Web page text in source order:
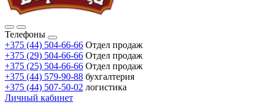
Телефоны
+375 (44) 504-66-66 Отдел продаж
+375 (29) 504-66-66 Отдел продаж
+375 (25) 504-66-66 Отдел продаж
+375 (44) 579-90-88 бухгалтерия
+375 (44) 507-50-02 логистика
Личный кабинет